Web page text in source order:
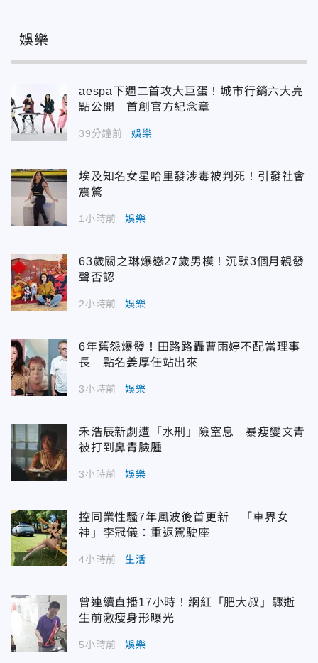
娛樂
aespa下週二首攻大巨蛋！城市行銷六大亮
點公開 首創官方紀念章
39分鐘前 娛樂
埃及知名女星哈里發涉毒被判死！引發社會
震驚
1小時前 娛樂
63歲關之琳爆戀27歲男模！沉默3個月親發
聲否認
2小時前 娛樂
6年舊怨爆發！田路路轟曹雨婷不配當理事
長 點名姜厚任站出來
3小時前 娛樂
禾浩辰新劇遭「水刑」險窒息 暴瘦變文青
被打到鼻青臉腫
3小時前 娛樂
控同業性騷7年風波後首更新 「車界女
神」李冠儀：重返駕駛座
4小時前 生活
曾連續直播17小時！網紅「肥大叔」驟逝
生前激瘦身形曝光
5小時前 娛樂